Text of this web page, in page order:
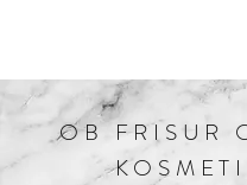
OB FRISUR